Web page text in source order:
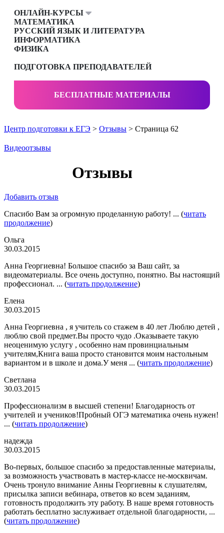
ОНЛАЙН-КУРСЫ
МАТЕМАТИКА
РУССКИЙ ЯЗЫК И ЛИТЕРАТУРА
ИНФОРМАТИКА
ФИЗИКА
ПОДГОТОВКА ПРЕПОДАВАТЕЛЕЙ
БЕСПЛАТНЫЕ МАТЕРИАЛЫ
Центр подготовки к ЕГЭ > Отзывы > Страница 62
Видеоотзывы
Отзывы
Добавить отзыв
Спасибо Вам за огромную проделанную работу! ... (читать
продолжение)
Ольга
30.03.2015
Анна Георгиевна! Большое спасибо за Ваш сайт, за
видеоматериалы. Все очень доступно, понятно. Вы настоящий
профессионал. ... (читать продолжение)
Елена
30.03.2015
Анна Георгиевна , я учитель со стажем в 40 лет Люблю детей ,
люблю свой предмет.Вы просто чудо .Оказываете такую
неоценимую услугу , особенно нам провинциальным
учителям,Книга ваша просто становится моим настольным
вариантом и в школе и дома.У меня ... (читать продолжение)
Светлана
30.03.2015
Профессионализм в высшей степени! Благодарность от
учителей и учеников!Пробный ОГЭ математика очень нужен!
... (читать продолжение)
надежда
30.03.2015
Во-первых, большое спасибо за предоставленные материалы,
за возможность участвовать в мастер-классе не-москвичам.
Очень тронуло внимание Анны Георгиевны к слушателям,
присылка записи вебинара, ответов ко всем заданиям,
готовность продолжить эту работу. В наше время готовность
работать бесплатно заслуживает отдельной благодарности, ...
(читать продолжение)